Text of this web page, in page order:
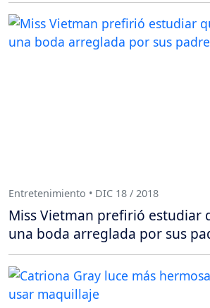
Entretenimiento • DIC 18 / 2018
Miss Vietman prefirió estudiar
una boda arreglada por sus